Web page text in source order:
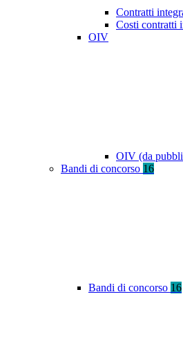
Contratti
Costi contratti
OIV
OIV (da
Bandi di concorso 16
Bandi di concorso 16